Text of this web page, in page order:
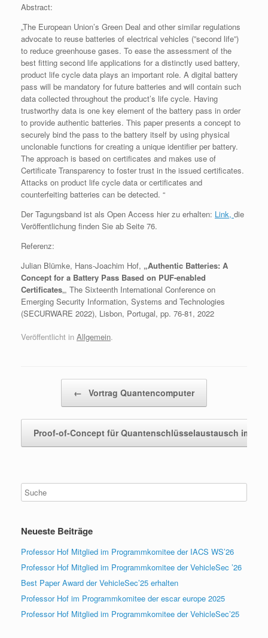
Abstract:
„The European Union’s Green Deal and other similar regulations
advocate to reuse batteries of electrical vehicles (”second life”)
to reduce greenhouse gases. To ease the assessment of the
best fitting second life applications for a distinctly used battery,
product life cycle data plays an important role. A digital battery
pass will be mandatory for future batteries and will contain such
data collected throughout the product’s life cycle. Having
trustworthy data is one key element of the battery pass in order
to provide authentic batteries. This paper presents a concept to
securely bind the pass to the battery itself by using physical
unclonable functions for creating a unique identifier per battery.
The approach is based on certificates and makes use of
Certificate Transparency to foster trust in the issued certificates.
Attacks on product life cycle data or certificates and
counterfeiting batteries can be detected. “
Der Tagungsband ist als Open Access hier zu erhalten: Link, die
Veröffentlichung finden Sie ab Seite 76.
Referenz:
Julian Blümke, Hans-Joachim Hof, „Authentic Batteries: A
Concept for a Battery Pass Based on PUF-enabled
Certificates„, The Sixteenth International Conference on
Emerging Security Information, Systems and Technologies
(SECURWARE 2022), Lisbon, Portugal, pp. 76-81, 2022
Veröffentlicht in Allgemein.
← Vortrag Quantencomputer
Proof-of-Concept für Quantenschlüsselaustausch im
Neueste Beiträge
Professor Hof Mitglied im Programmkomitee der IACS WS’26
Professor Hof Mitglied im Programmkomitee der VehicleSec ’26
Best Paper Award der VehicleSec’25 erhalten
Professor Hof im Programmkomitee der escar europe 2025
Professor Hof Mitglied im Programmkomitee der VehicleSec’25